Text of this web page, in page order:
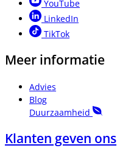
YouTube
LinkedIn
TikTok
Meer informatie
Advies
Blog
Duurzaamheid
Klanten geven ons